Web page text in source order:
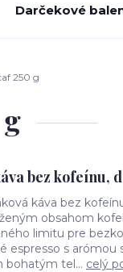
Darčekové
250 g
bez kofeínu,
káva bez
obsahom
limitu pre
espresso s arómou
bohatým tel... celý